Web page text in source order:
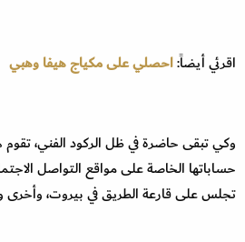
اقرئي أيضاً:احصلي على مكياج هيفا وهبي
وكي تبقى حاضرة في ظل الركود الفني،
حساباتها الخاصة على مواقع التواصل
تجلس على قارعة الطريق في بيروت،